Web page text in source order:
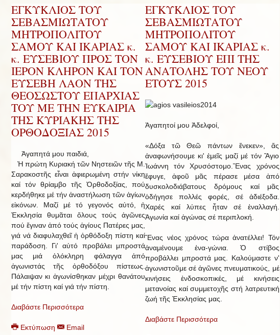
ΕΓΚΥΚΛΙΟΣ ΤΟΥ
ΣΕΒΑΣΜΙΩΤΑΤΟΥ
ΜΗΤΡΟΠΟΛΙΤΟΥ
ΣΑΜΟΥ ΚΑΙ ΙΚΑΡΙΑΣ κ.
κ. ΕΥΣΕΒΙΟΥ ΠΡΟΣ ΤΟΝ
ΙΕΡΟΝ ΚΛΗΡΟΝ ΚΑΙ ΤΟΝ
ΕΥΣΕΒΗ ΛΑΟΝ ΤΗΣ
ΘΕΟΣΩΣΤΟΥ ΕΠΑΡΧΙΑΣ
ΤΟΥ ΜΕ ΤΗΝ ΕΥΚΑΙΡΙΑ
ΤΗΣ ΚΥΡΙΑΚΗΣ ΤΗΣ
ΟΡΘΟΔΟΞΙΑΣ 2015
Ἀγαπητά μου παιδιά,
Ἡ πρώτη Κυριακή τῶν Νηστειῶν τῆς Μ.
Σαρακοστῆς εἶναι ἀφιερωμένη στήν νίκη
καί τόν θρίαμβο τῆς Ὀρθοδοξίας, πού
κερδήθηκε μέ τήν ἀναστήλωση τῶν ἁγίων
εἰκόνων. Μαζί μέ τό γεγονός αὐτό, ἡ
Ἐκκλησία θυμᾶται ὅλους τούς ἀγῶνες
πού ἔγιναν ἀπό τούς ἁγίους Πατέρες μας,
γιά νά διαφυλαχθεῖ ἡ ὀρθόδοξη πίστη καί
παράδοση. Γι' αὐτό προβάλει μπροστά
μας μιά ὁλόκληρη φάλαγγα ἀπό
ἀγωνιστάς τῆς ὀρθοδόξου πίστεως.
Πάλαιψαν κι ἀγωνίσθηκαν μέχρι θανάτου
μέ τήν πίστη καί γιά τήν πίστη.
Διαβάστε Περισσότερα
Εκτύπωση Email
ΕΓΚΥΚΛΙΟΣ ΤΟΥ
ΣΕΒΑΣΜΙΩΤΑΤΟΥ
ΜΗΤΡΟΠΟΛΙΤΟΥ
ΣΑΜΟΥ ΚΑΙ ΙΚΑΡΙΑΣ κ.
κ. ΕΥΣΕΒΙΟΥ ΕΠΙ ΤΗΣ
ΑΝΑΤΟΛΗΣ ΤΟΥ ΝΕΟΥ
ΕΤΟΥΣ 2015
Ἀγαπητοί μου Ἀδελφοί,
«Δόξα τῶ Θεῶ πάντων ἕνεκεν», ἄς
ἀναφωνήσουμε κι' ἐμεῖς μαζί μέ τόν Ἅγιο
Ἰωάννη τόν Χρυσόστομο.Ἕνας χρόνος
ἔφυγε, ἀφοῦ μᾶς πέρασε μέσα ἀπό
δυσκολοδιάβατους δρόμους καί μᾶς
ὁδήγησε πολλές φορές, σέ ἀδιέξοδα.
Χαρές καί λύπες ἦταν σέ ἐναλλαγή.
Ἀγωνία καί ἀγώνας σέ περιπλοκή.
Ἕνας νέος χρόνος τώρα ἀνατέλλει! Τόν
ἀναμένουμε ἐνα-γώνια. Ὁ στίβος
προβάλλει μπροστά μας. Καλούμαστε ν'
ἀγωνιστοῦμε σέ ἀγῶνες πνευματικούς, μέ
κινήσεις ἐνδοσκοπικές, μέ κινήσεις
μετανοίας καί συμμετοχῆς στή λατρευτική
ζωή τῆς Ἐκκλησίας μας.
Διαβάστε Περισσότερα